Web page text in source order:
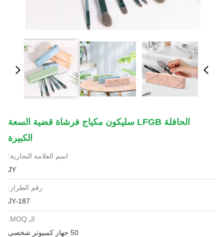
الحافلة LFGB سليكون مكياج فرشاة قضية السعة
الكبيرة
اسم العلامة التجارية:
JY
رقم الطراز:
JY-187
الـ MOQ:
50 جهاز كمبيوتر شخصى